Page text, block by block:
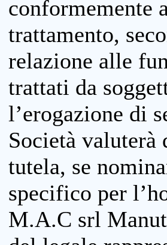
conformemente
trattamento,
relazione alle
trattati da
l’erogazione di
Società
tutela, se
specifico per
M.A.C srl